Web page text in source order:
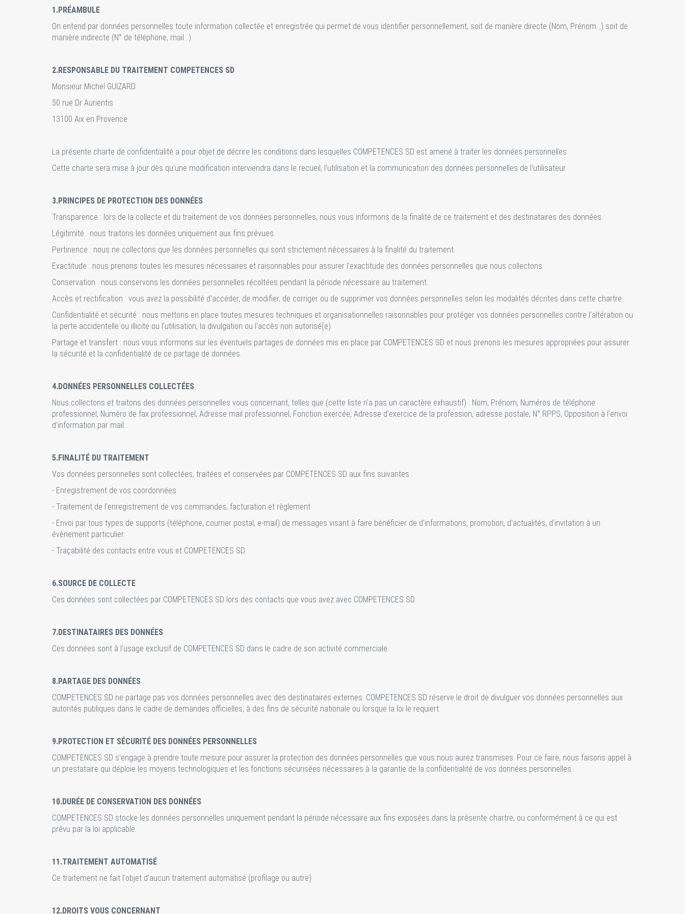
1.PRÉAMBULE
On entend par données personnelles toute information collectée et enregistrée qui permet de vous identifier personnellement, soit de manière directe (Nom, Prénom…) soit de
manière indirecte (N° de téléphone, mail…).
2.RESPONSABLE DU TRAITEMENT COMPETENCES SD
Monsieur Michel GUIZARD
50 rue Dr Aurientis
13100 Aix en Provence
La présente charte de confidentialité a pour objet de décrire les conditions dans lesquelles COMPETENCES SD est amené à traiter les données personnelles
Cette charte sera mise à jour dès qu'une modification interviendra dans le recueil, l'utilisation et la communication des données personnelles de l'utilisateur.
3.PRINCIPES DE PROTECTION DES DONNÉES
Transparence : lors de la collecte et du traitement de vos données personnelles, nous vous informons de la finalité de ce traitement et des destinataires des données.
Légitimité : nous traitons les données uniquement aux fins prévues.
Pertinence : nous ne collectons que les données personnelles qui sont strictement nécessaires à la finalité du traitement.
Exactitude : nous prenons toutes les mesures nécessaires et raisonnables pour assurer l'exactitude des données personnelles que nous collectons.
Conservation : nous conservons les données personnelles récoltées pendant la période nécessaire au traitement.
Accès et rectification : vous avez la possibilité d'accéder, de modifier, de corriger ou de supprimer vos données personnelles selon les modalités décrites dans cette chartre.
Confidentialité et sécurité : nous mettons en place toutes mesures techniques et organisationnelles raisonnables pour protéger vos données personnelles contre l'altération ou
la perte accidentelle ou illicite ou l'utilisation, la divulgation ou l'accès non autorisé(e).
Partage et transfert : nous vous informons sur les éventuels partages de données mis en place par COMPETENCES SD et nous prenons les mesures appropriées pour assurer
la sécurité et la confidentialité de ce partage de données.
4.DONNÉES PERSONNELLES COLLECTÉES
Nous collectons et traitons des données personnelles vous concernant, telles que (cette liste n'a pas un caractère exhaustif) : Nom, Prénom, Numéros de téléphone
professionnel, Numéro de fax professionnel, Adresse mail professionnel, Fonction exercée, Adresse d'exercice de la profession, adresse postale, N° RPPS, Opposition à l'envoi
d'information par mail…
5.FINALITÉ DU TRAITEMENT
Vos données personnelles sont collectées, traitées et conservées par COMPETENCES SD aux fins suivantes :
- Enregistrement de vos coordonnées
- Traitement de l'enregistrement de vos commandes, facturation et règlement
- Envoi par tous types de supports (téléphone, courrier postal, e-mail) de messages visant à faire bénéficier de d'informations, promotion, d'actualités, d'invitation à un
évènement particulier.
- Traçabilité des contacts entre vous et COMPETENCES SD.
6.SOURCE DE COLLECTE
Ces données sont collectées par COMPETENCES SD lors des contacts que vous avez avec COMPETENCES SD.
7.DESTINATAIRES DES DONNÉES
Ces données sont à l'usage exclusif de COMPETENCES SD dans le cadre de son activité commerciale.
8.PARTAGE DES DONNÉES
COMPETENCES SD ne partage pas vos données personnelles avec des destinataires externes. COMPETENCES SD réserve le droit de divulguer vos données personnelles aux
autorités publiques dans le cadre de demandes officielles, à des fins de sécurité nationale ou lorsque la loi le requiert.
9.PROTECTION ET SÉCURITÉ DES DONNÉES PERSONNELLES
COMPETENCES SD s'engage à prendre toute mesure pour assurer la protection des données personnelles que vous nous aurez transmises. Pour ce faire, nous faisons appel à
un prestataire qui déploie les moyens technologiques et les fonctions sécurisées nécessaires à la garantie de la confidentialité de vos données personnelles.
10.DURÉE DE CONSERVATION DES DONNÉES
COMPETENCES SD stocke les données personnelles uniquement pendant la période nécessaire aux fins exposées dans la présente chartre, ou conformément à ce qui est
prévu par la loi applicable.
11.TRAITEMENT AUTOMATISÉ
Ce traitement ne fait l'objet d'aucun traitement automatisé (profilage ou autre)
12.DROITS VOUS CONCERNANT